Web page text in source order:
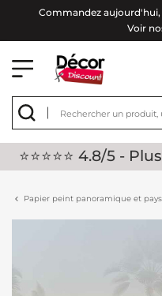
Commandez
Voir
⭐⭐⭐⭐⭐ 4.8/5 -
Papier peint panoramique et